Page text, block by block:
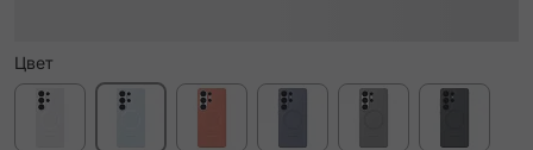
Цвет